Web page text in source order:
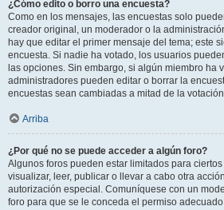
¿Cómo edito o borro una encuesta?
Como en los mensajes, las encuestas solo
creador original, un moderador o la
hay que editar el primer mensaje del tema; este
encuesta. Si nadie ha votado, los usuarios
las opciones. Sin embargo, si algún miembro ha
administradores pueden editar o borrar la
encuestas sean cambiadas a mitad de la
Arriba
¿Por qué no se puede acceder a algún foro?
Algunos foros pueden estar limitados para
visualizar, leer, publicar o llevar a cabo otra
autorización especial. Comuníquese con un
foro para que se le conceda el permiso